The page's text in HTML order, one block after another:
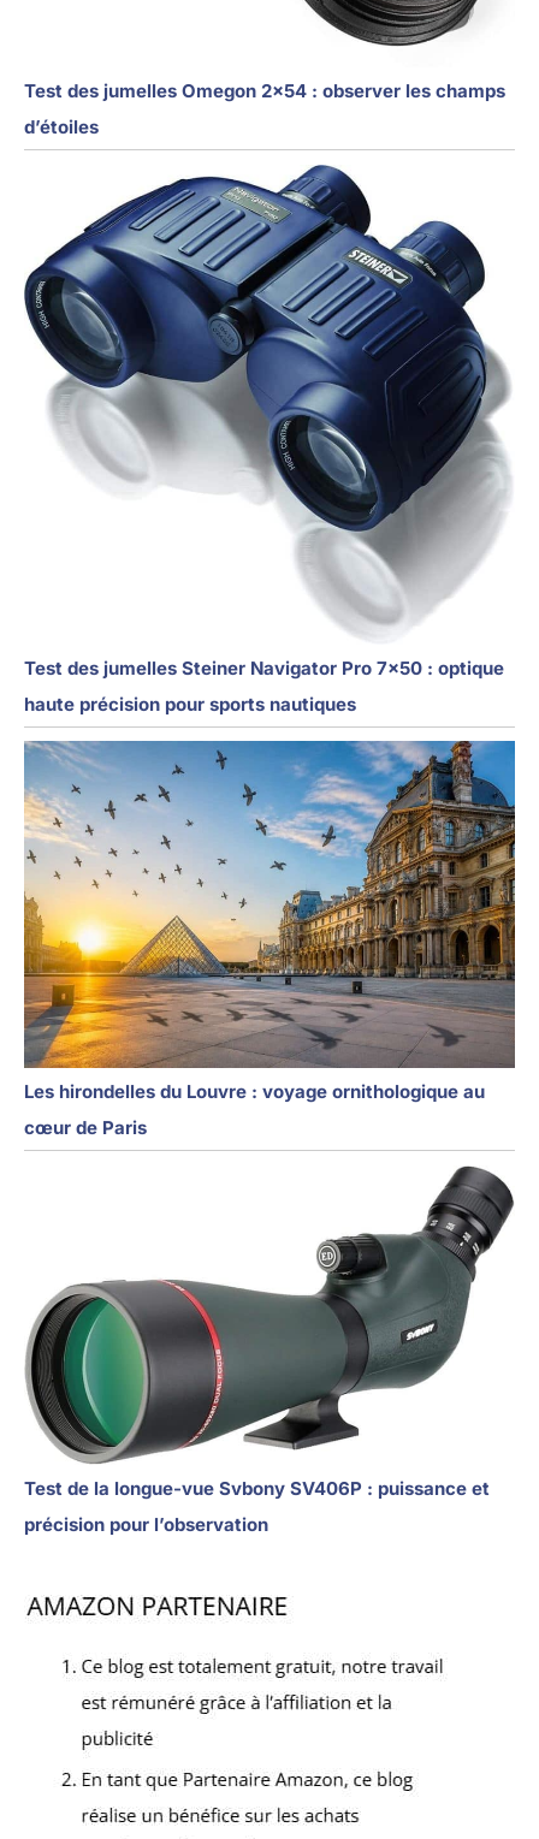
Test des jumelles Omegon 2×54 : observer les champs
d’étoiles
Test des jumelles Steiner Navigator Pro 7×50 : optique
haute précision pour sports nautiques
Les hirondelles du Louvre : voyage ornithologique au
cœur de Paris
Test de la longue-vue Svbony SV406P : puissance et
précision pour l’observation